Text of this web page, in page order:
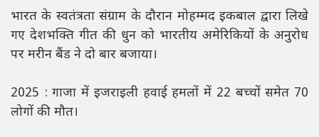
भारत के स्वतंत्रता संग्राम के दौरान मोहम्मद इकबाल द्वारा लिखे
गए देशभक्ति गीत की धुन को भारतीय अमेरिकियों के अनुरोध
पर मरीन बैंड ने दो बार बजाया।
2025 : गाजा में इजराइली हवाई हमलों में 22 बच्चों समेत 70
लोगों की मौत।